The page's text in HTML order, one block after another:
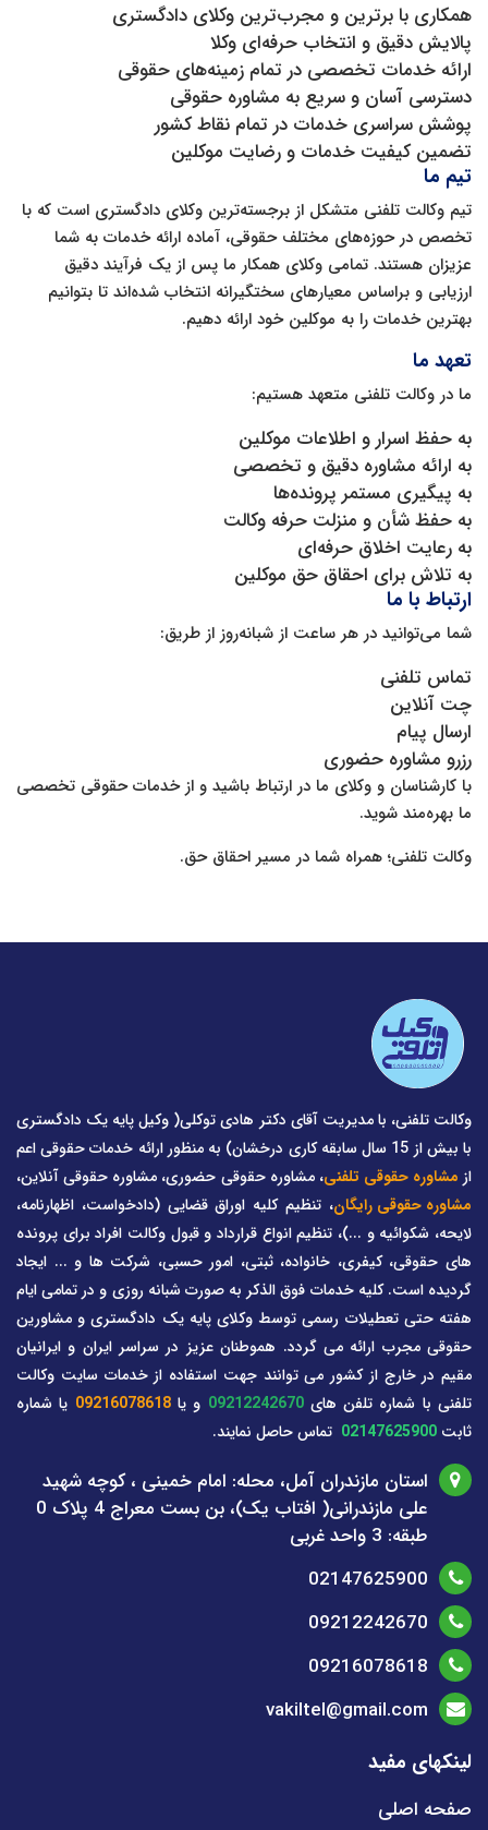
همکاری با برترین و مجرب‌ترین وکلای دادگستری
پالایش دقیق و انتخاب حرفه‌ای وکلا
ارائه خدمات تخصصی در تمام زمینه‌های حقوقی
دسترسی آسان و سریع به مشاوره حقوقی
پوشش سراسری خدمات در تمام نقاط کشور
تضمین کیفیت خدمات و رضایت موکلین
تیم ما
تیم وکالت تلفنی متشکل از برجسته‌ترین وکلای دادگستری است که با
تخصص در حوزه‌های مختلف حقوقی، آماده ارائه خدمات به شما
عزیزان هستند. تمامی وکلای همکار ما پس از یک فرآیند دقیق
ارزیابی و براساس معیارهای سختگیرانه انتخاب شده‌اند تا بتوانیم
بهترین خدمات را به موکلین خود ارائه دهیم.
تعهد ما
ما در وکالت تلفنی متعهد هستیم:
به حفظ اسرار و اطلاعات موکلین
به ارائه مشاوره دقیق و تخصصی
به پیگیری مستمر پرونده‌ها
به حفظ شأن و منزلت حرفه وکالت
به رعایت اخلاق حرفه‌ای
به تلاش برای احقاق حق موکلین
ارتباط با ما
شما می‌توانید در هر ساعت از شبانه‌روز از طریق:
تماس تلفنی
چت آنلاین
ارسال پیام
رزرو مشاوره حضوری
با کارشناسان و وکلای ما در ارتباط باشید و از خدمات حقوقی تخصصی
ما بهره‌مند شوید.
وکالت تلفنی؛ همراه شما در مسیر احقاق حق.
وکالت تلفنی، با مدیریت آقای دکتر هادی توکلی( وکیل پایه یک دادگستری
با بیش از 15 سال سابقه کاری درخشان) به منظور ارائه خدمات حقوقی اعم
از مشاوره حقوقی تلفنی، مشاوره حقوقی حضوری، مشاوره حقوقی آنلاین،
مشاوره حقوقی رایگان، تنظیم کلیه اوراق قضایی (دادخواست، اظهارنامه،
لایحه، شکوائیه و ...)، تنظیم انواع قرارداد و قبول وکالت افراد برای پرونده
های حقوقی، کیفری، خانواده، ثبتی، امور حسبی، شرکت ها و ... ایجاد
گردیده است. کلیه خدمات فوق الذکر به صورت شبانه روزی و در تمامی ایام
هفته حتی تعطیلات رسمی توسط وکلای پایه یک دادگستری و مشاورین
حقوقی مجرب ارائه می گردد. هموطنان عزیز در سراسر ایران و ایرانیان
مقیم در خارج از کشور می توانند جهت استفاده از خدمات سایت وکالت
تلفنی با شماره تلفن های09212242670 و یا09216078618 یا شماره
ثابت 02147625900 تماس حاصل نمایند.
استان مازندران آمل، محله: امام خمینی ، کوچه شهید
علی مازندرانی( افتاب یک)، بن بست معراج 4 پلاک 0
طبقه: 3 واحد غربی
02147625900
09212242670
09216078618
vakiltel@gmail.com
لینکهای مفید
صفحه اصلی